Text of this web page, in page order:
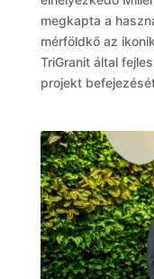
megkapta a
mérföldkő az
TriGranit által
projekt